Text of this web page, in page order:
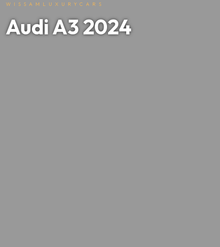
WISSAMLUXURYCARS
Audi A3 2024